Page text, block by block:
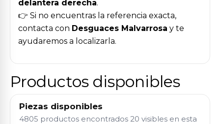
delantera derecha.
👉 Si no encuentras la referencia exacta,
contacta con Desguaces Malvarrosa y te
ayudaremos a localizarla.
Productos disponibles
Piezas disponibles
4805 productos encontrados 20 visibles en esta